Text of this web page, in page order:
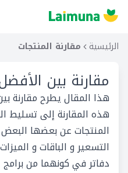
الرئيسية مقارنة المنتجات
مقارنة بين
هذا المقال يطرح مقارنة
هذه المقارنة إلى تسليط
المنتجات عن بعضها
التسعير و الباقات و
دفاتر في كونهما من برامج